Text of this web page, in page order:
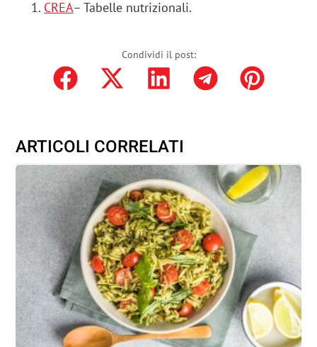
CREA– Tabelle nutrizionali.
Condividi il post:
ARTICOLI CORRELATI